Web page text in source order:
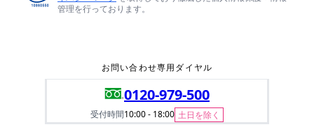
管理を行っております。
お問い合わせ専用ダイヤル
0120-979-500
受付時間10:00 - 18:00 土日を除く